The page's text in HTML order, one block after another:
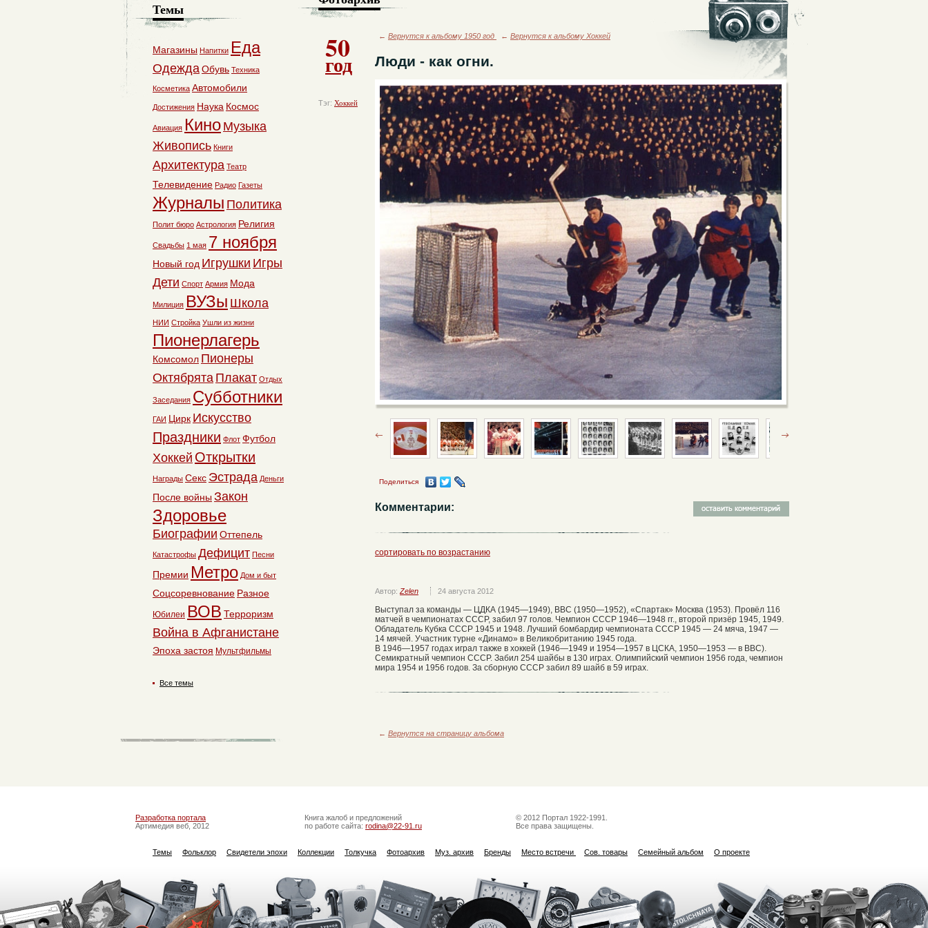
50
год
Тэг: Хоккей
← Вернутся к альбому 1950 год ← Вернутся к альбому Хоккей
Люди - как огни.
Поделиться
Комментарии:
сортировать по возрастанию
Автор: Zelen 24 августа 2012
Выступал за команды — ЦДКА (1945—1949), ВВС (1950—1952), «Спартак» Москва (1953). Провёл 116
матчей в чемпионатах СССР, забил 97 голов. Чемпион СССР 1946—1948 гг., второй призёр 1945, 1949.
Обладатель Кубка СССР 1945 и 1948. Лучший бомбардир чемпионата СССР 1945 — 24 мяча, 1947 —
14 мячей. Участник турне «Динамо» в Великобританию 1945 года.
В 1946—1957 годах играл также в хоккей (1946—1949 и 1954—1957 в ЦСКА, 1950—1953 — в ВВС).
Семикратный чемпион СССР. Забил 254 шайбы в 130 играх. Олимпийский чемпион 1956 года, чемпион
мира 1954 и 1956 годов. За сборную СССР забил 89 шайб в 59 играх.
← Вернутся на страницу альбома
Темы
Магазины Напитки Еда
ОдеждаОбувь Техника
Косметика Автомобили
Достижения Наука Космос
Авиация Кино Музыка
Живопись Книги
Архитектура Театр
Телевидение Радио Газеты
Журналы Политика
Полит бюро Астрология Религия
Свадьбы 1 мая 7 ноября
Новый год Игрушки Игры
Дети Спорт Армия Мода
Милиция ВУЗы Школа
НИИ Стройка Ушли из жизни
Пионерлагерь
Комсомол Пионеры
Октябрята Плакат Отдых
Заседания Субботники
ГАИ Цирк Искусство
Праздники Флот Футбол
Хоккей Открытки
Награды Секс Эстрада Деньги
После войны Закон
Здоровье
Биографии Оттепель
Катастрофы Дефицит Песни
Премии Метро Дом и быт
Соцсоревнование Разное
Юбилеи ВОВ Терроризм
Война в Афганистане
Эпоха застоя Мультфильмы
Все темы
Разработка портала
Артимедия веб, 2012
Книга жалоб и предложений
по работе сайта: rodina@22-91.ru
© 2012 Портал 1922-1991.
Все права защищены.
Темы Фольклор Свидетели эпохи Коллекции Толкучка Фотоархив Муз. архив Бренды Место встречи Сов. товары Семейный альбом О проекте